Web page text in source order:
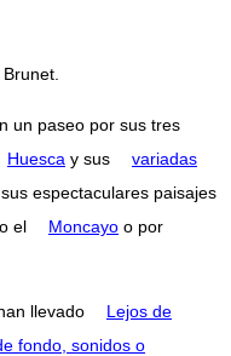
un paseo por sus tres
Huesca y sus
variadas
espectaculares paisajes
o el Moncayo o por
llevado
Lejos de
fondo, sonidos o